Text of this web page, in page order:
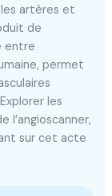
artères et
de
entre
permet
les
l’angioscanner,
sur cet acte